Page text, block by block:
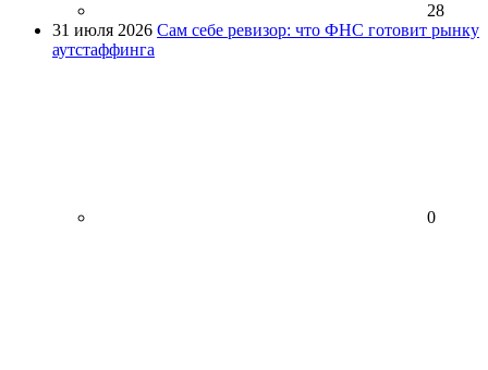
28
31 июля 2026 Сам себе ревизор: что ФНС готовит рынку
аутстаффинга
0